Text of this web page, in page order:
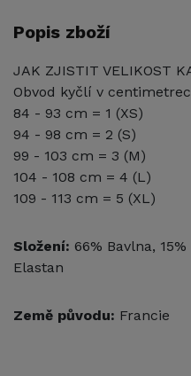
Popis zboží
JAK ZJISTIT VELIKOST
Obvod kyčlí v
84 - 93 cm = 1 (XS)
94 - 98 cm = 2 (S)
99 - 103 cm = 3 (M)
104 - 108 cm = 4 (L)
109 - 113 cm = 5 (XL)
Složení: 66% Bavlna,
Elastan
Země původu: Francie